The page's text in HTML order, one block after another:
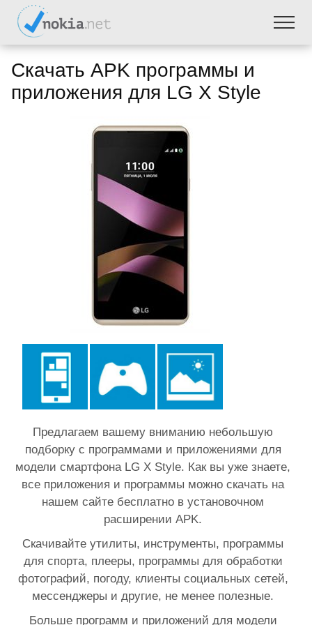
Скачать APK программы и
приложения для LG X Style
Предлагаем вашему вниманию небольшую
подборку с программами и приложениями для
модели смартфона LG X Style. Как вы уже знаете,
все приложения и программы можно скачать на
нашем сайте бесплатно в установочном
расширении APK.
Скачивайте утилиты, инструменты, программы
для спорта, плееры, программы для обработки
фотографий, погоду, клиенты социальных сетей,
мессенджеры и другие, не менее полезные.
Больше программ и приложений для модели